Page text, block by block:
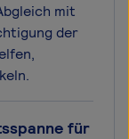
mit
der
für